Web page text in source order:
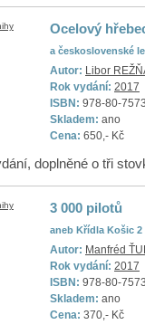
Ocelový
a československé
Autor: Libor
Rok vydání: 2017
ISBN: 978-80-
Skladem: ano
Cena: 650,- Kč
doplněné o tři
3 000 pilotů
aneb Křídla Košic 2
Autor: Manfréd
Rok vydání: 2017
ISBN: 978-80-
Skladem: ano
Cena: 370,- Kč